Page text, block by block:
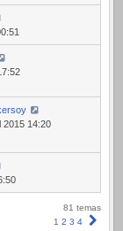
2015 14:20
81 temas
1 2 3 4